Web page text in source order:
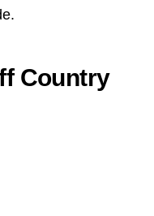
Country